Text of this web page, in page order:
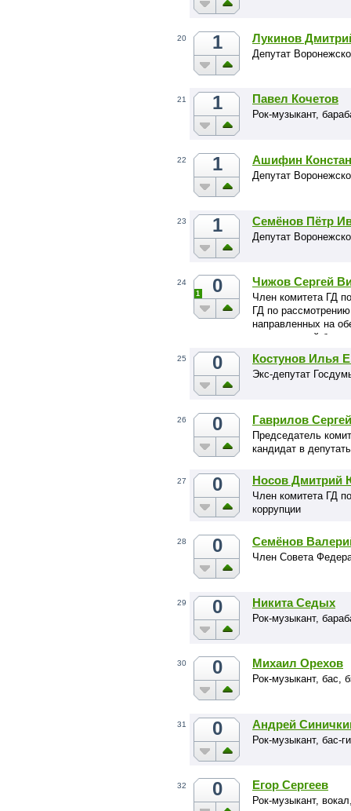
20 1 Лукинов
Депутат
21 1 Павел Кочетов
Рок-музыкант,
22 1 Ашифин
Депутат
23 1 Семёнов Пётр
Депутат
24 0
1
Чижов Сергей
Член комитета ГД
ГД по
направленных на
национальной
25 0 Костунов Илья
Экс-депутат
26 0 Гаврилов
Председатель
кандидат в
27 0 Носов Дмитрий
Член комитета ГД
коррупции
28 0 Семёнов
Член Совета
29 0 Никита Седых
Рок-музыкант,
30 0 Михаил Орехов
Рок-музыкант, бас,
31 0 Андрей
Рок-музыкант, бас-
32 0 Егор Сергеев
Рок-музыкант,